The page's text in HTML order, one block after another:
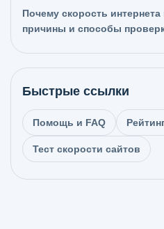
Почему скорость
причины и способы
Быстрые ссылки
Помощь и FAQ
Тест скорости сайтов